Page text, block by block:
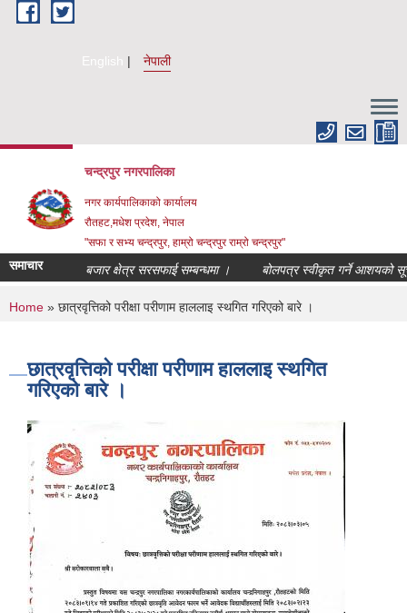
Skip to main content
English नेपाली
चन्द्रपुर नगरपालिका
नगर कार्यपालिकाको कार्यालय
रौतहट,मधेश प्रदेश, नेपाल
"सफा र सभ्य चन्द्रपुर, हाम्रो चन्द्रपुर राम्रो चन्द्रपुर"
समाचार बजार क्षेत्र सरसफाई सम्बन्धमा । बोलपत्र स्वीकृत गर्ने आशयको
You are here
Home » छात्रवृत्तिको परीक्षा परीणाम हाललाइ स्थगित गरिएको बारे ।
छात्रवृत्तिको परीक्षा परीणाम हाललाइ स्थगित
गरिएको बारे ।